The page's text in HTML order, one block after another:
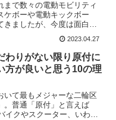
まで数々の電動モビリティ
ケボーや電動キックボー
きましたが、今度は面白そ
クを見つけてしまいまし
優れつつ、ガジェット好き
るギミックが満載！その名
0...
2023.04.27
わりがない限り原付に
方が良いと思う10の理
いて最もメジャーな二輪区
。普通「原付」と言えば
イクやスクーター、いわゆ